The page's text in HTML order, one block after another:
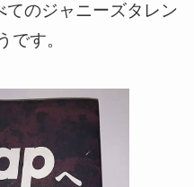
のジャニーズタレン
です。